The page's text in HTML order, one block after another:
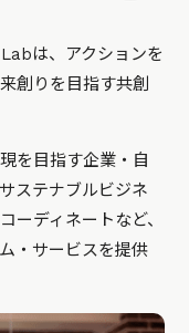
は、アクションを
創りを目指す共創
を目指す企業・自
ステナブルビジネ
ーディネートなど、
・サービスを提供